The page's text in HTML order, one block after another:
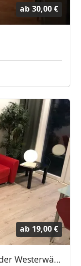
ab 30,00 €
ab 19,00 €
Ferienwohnung London "An der Westerwälder Seenplatte"